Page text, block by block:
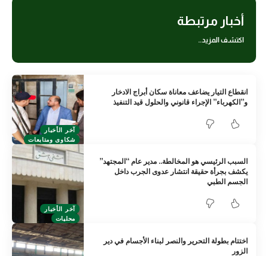
أخبار مرتبطة
اكتشف المزيد..
آخر الأخبار
شكاوى ومتابعات
انقطاع التيار يضاعف معاناة سكان أبراج الادخار
و”الكهرباء” الإجراء قانوني والحلول قيد التنفيذ
آخر الأخبار
محليات
السبب الرئيسي هو المخالطة.. مدير عام “المجتهد”
يكشف بجرأة حقيقة انتشار عدوى الجرب داخل
الجسم الطبي
اختتام بطولة التحرير والنصر لبناء الأجسام في دير
الزور